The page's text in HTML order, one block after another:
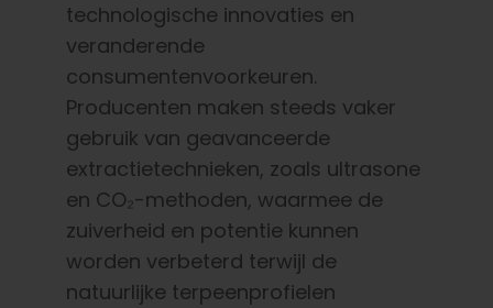
technologische innovaties en
veranderende
consumentenvoorkeuren.
Producenten maken steeds vaker
gebruik van geavanceerde
extractietechnieken, zoals ultrasone
en CO₂-methoden, waarmee de
zuiverheid en potentie kunnen
worden verbeterd terwijl de
natuurlijke terpeenprofielen